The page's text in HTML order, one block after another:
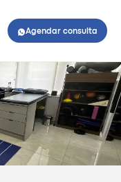
Agendar consulta